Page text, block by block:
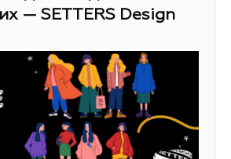
— SETTERS Design